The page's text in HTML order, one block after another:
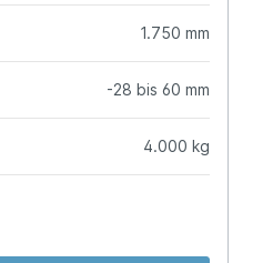
1.750 mm
-28 bis 60 mm
4.000 kg